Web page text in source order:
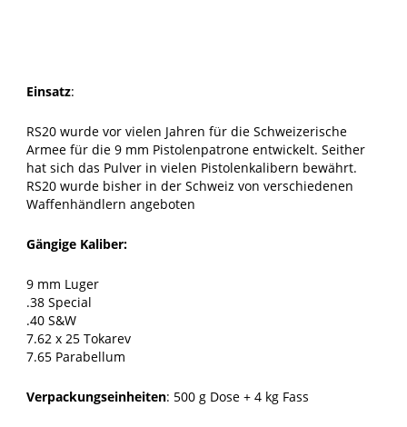
Einsatz:
RS20 wurde vor vielen Jahren für die Schweizerische
Armee für die 9 mm Pistolenpatrone entwickelt. Seither
hat sich das Pulver in vielen Pistolenkalibern bewährt.
RS20 wurde bisher in der Schweiz von verschiedenen
Waffenhändlern angeboten
Gängige Kaliber:
9 mm Luger
.38 Special
.40 S&W
7.62 x 25 Tokarev
7.65 Parabellum
Verpackungseinheiten: 500 g Dose + 4 kg Fass